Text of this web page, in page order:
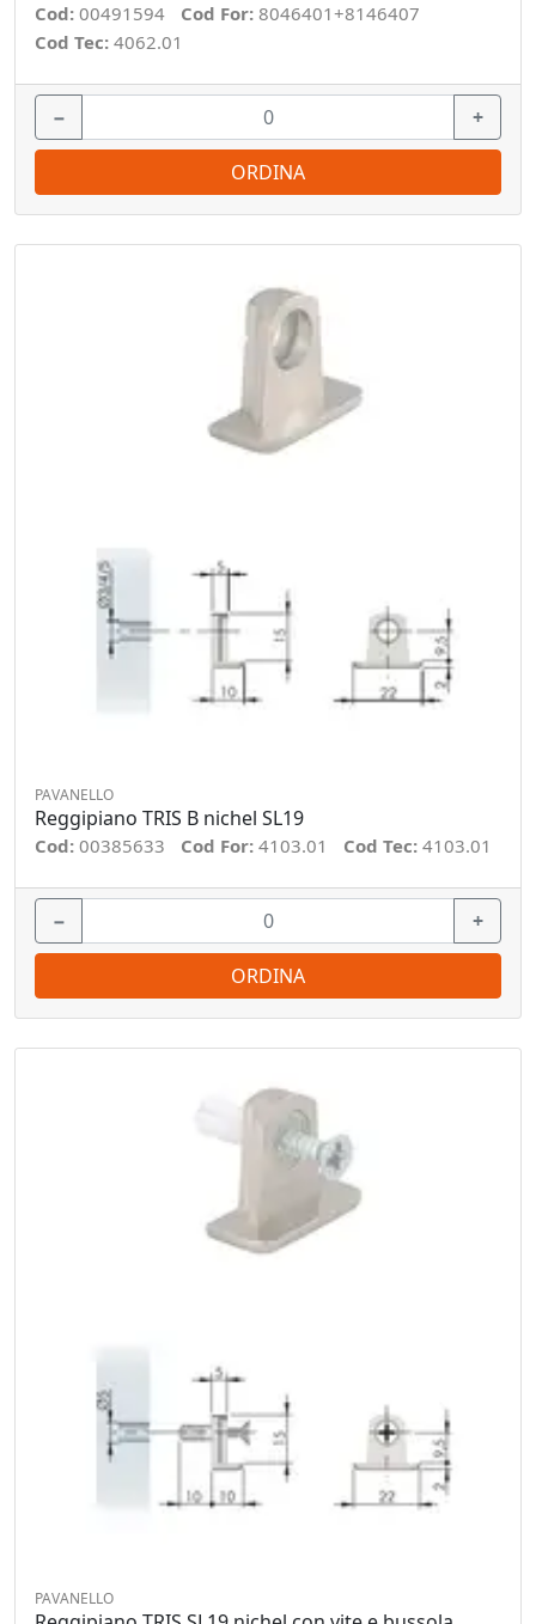
Cod: 00491594 Cod For: 8046401+8146407
Cod Tec: 4062.01
− +
ORDINA
PAVANELLO
Reggipiano TRIS B nichel SL19
Cod: 00385633 Cod For: 4103.01 Cod Tec: 4103.01
− +
ORDINA
PAVANELLO